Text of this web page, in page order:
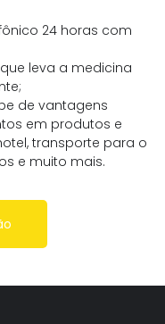
24 horas com
que leva a medicina
de vantagens
em produtos e
transporte para o
e muito mais.